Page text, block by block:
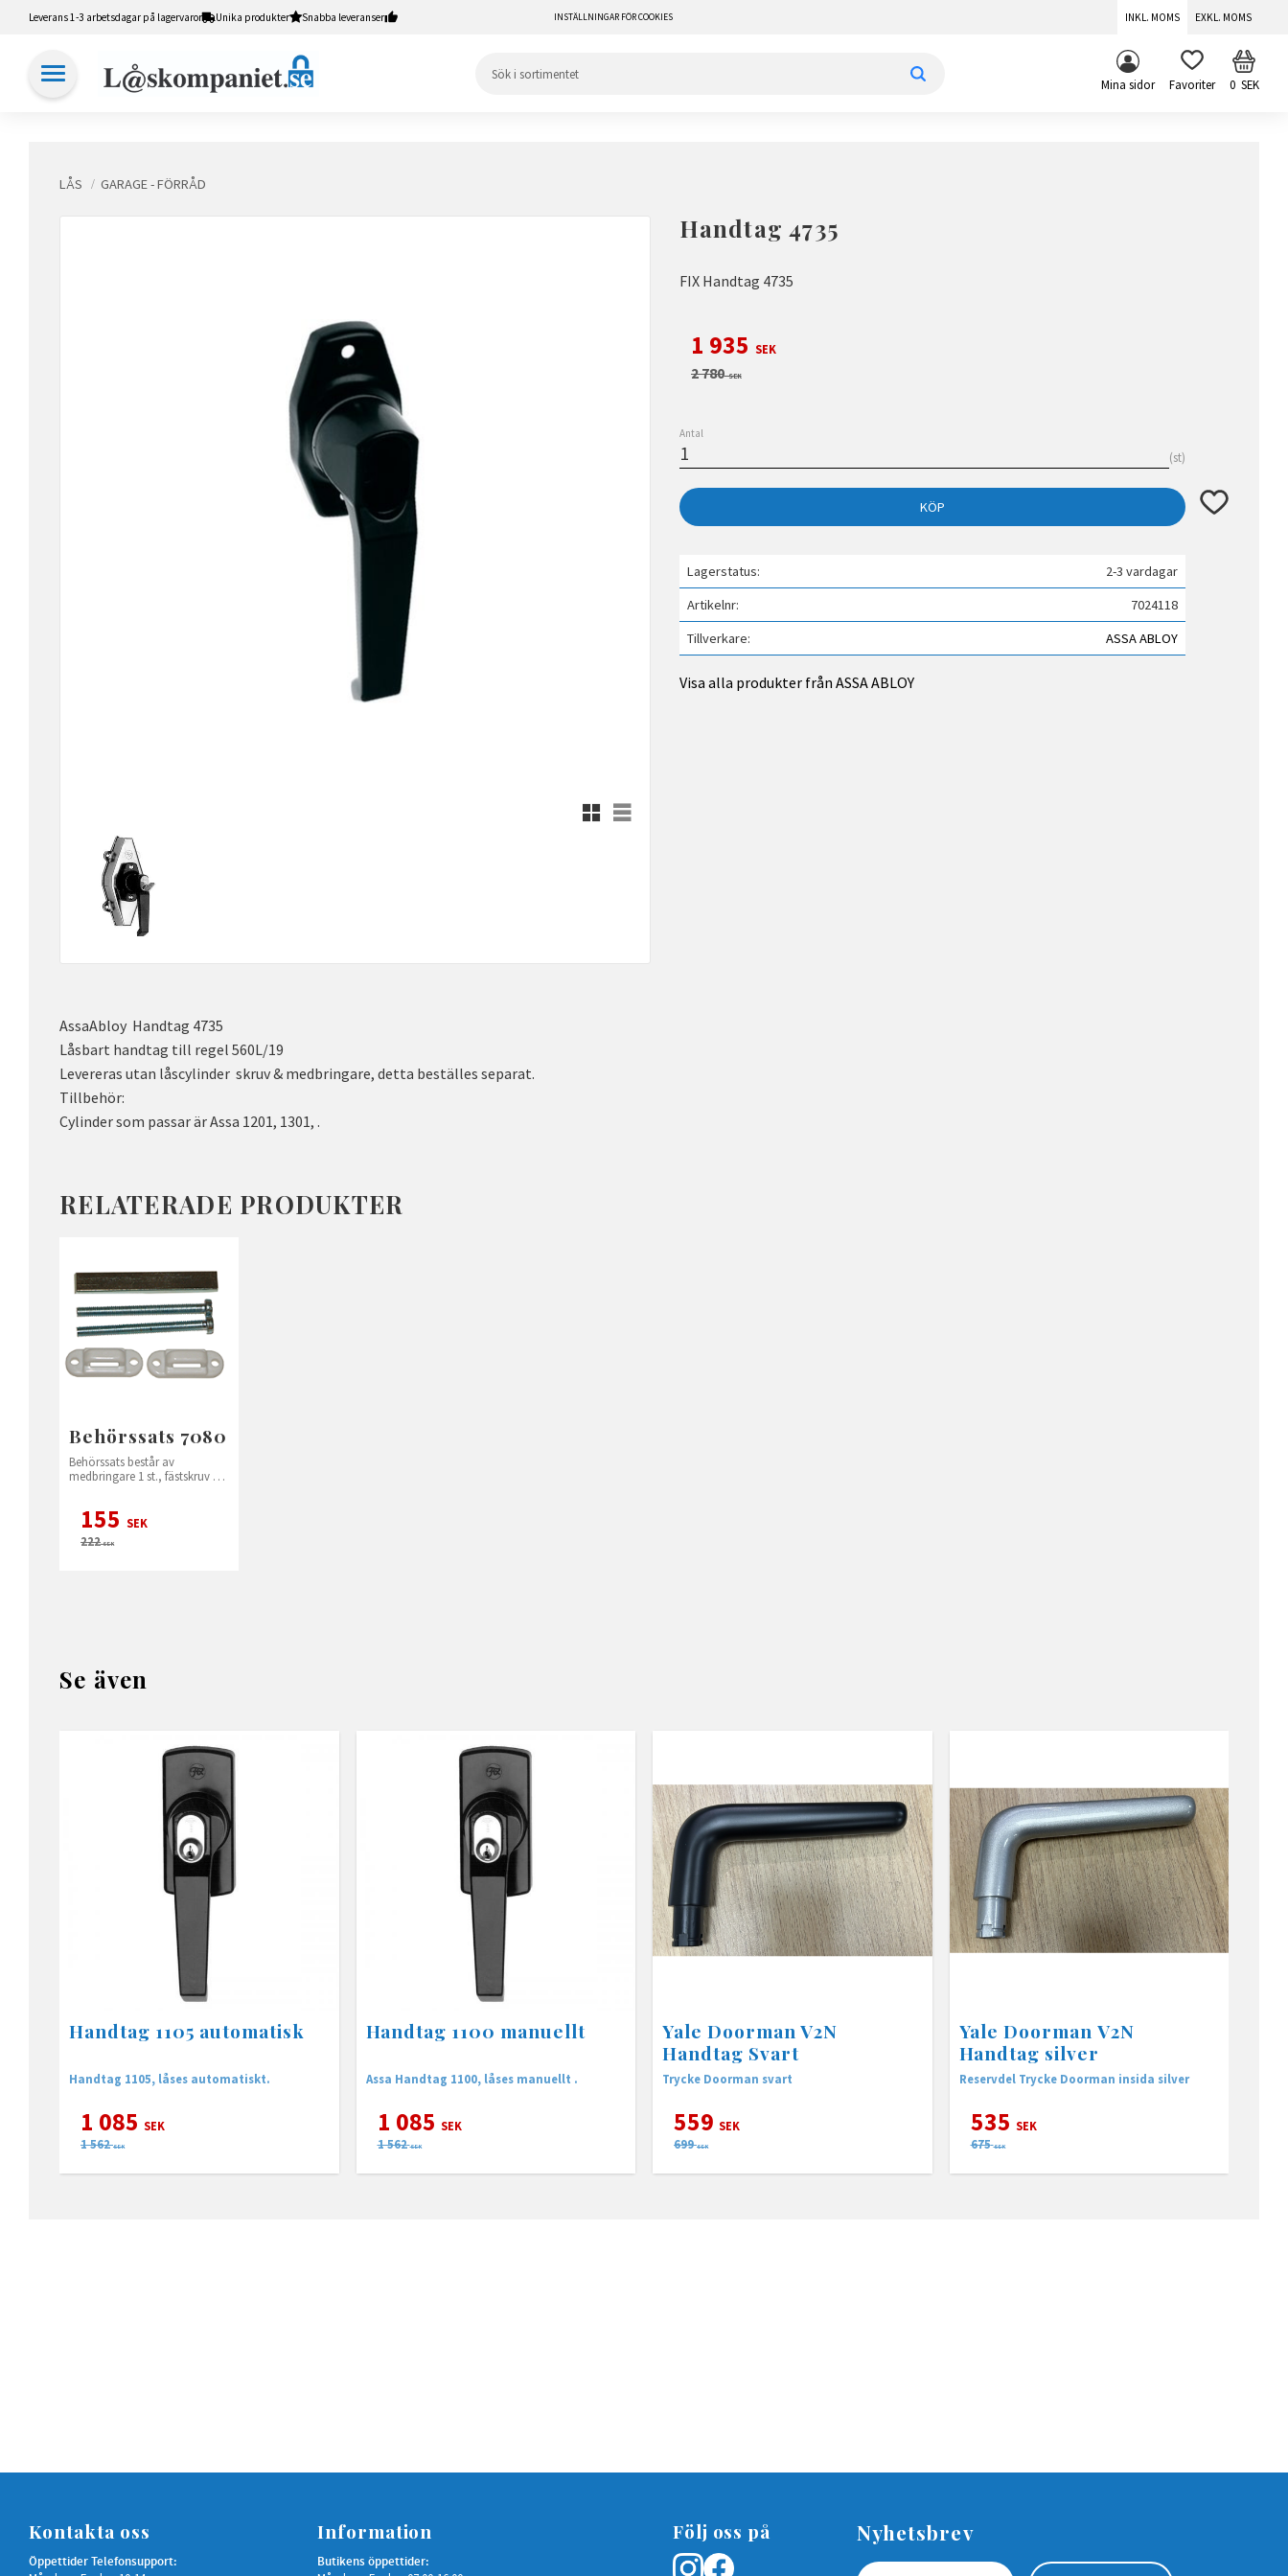
Leverans 1-3 arbetsdagar på lagervaror Unika produkter Snabba leveranser INSTÄLLNINGAR FÖR COOKIES INKL. MOMS EXKL. MOMS
Mina sidor FAVORITER 0SEK
LÅS GARAGE - FÖRRÅD
Handtag 4735
FIX Handtag 4735
Rutnätsvy
Listvy
Nedsatt pris:
1 935 SEK
Ordinarie pris:
2 780SEK
Antal
st
KÖP Lägg till i
Lagerstatus
2-3 vardagar
Artikelnr
7024118
Tillverkare
ASSA ABLOY
Visa alla produkter från ASSA ABLOY
AssaAbloy Handtag 4735
Låsbart handtag till regel 560L/19
Levereras utan låscylinder skruv & medbringare, detta beställes separat.
Tillbehör:
Cylinder som passar är Assa 1201, 1301, .
RELATERADE PRODUKTER
Behörssats 7080
Behörssats består av
medbringare 1 st., fästskruv 2
155 SEK
222SEK
Se även
Handtag 1105 automatisk
Handtag 1105, låses automatiskt.
1 085 SEK
1 562 SEK
Handtag 1100 manuellt
Assa Handtag 1100, låses manuellt .
1 085 SEK
1 562 SEK
Yale Doorman V2N
Handtag Svart
Trycke Doorman svart
559 SEK
699 SEK
Yale Doorman V2N
Handtag silver
Reservdel Trycke Doorman insida silver
535 SEK
675 SEK
Kontakta oss
Öppettider Telefonsupport:
Information
Butikens öppettider:
Följ oss på Nyhetsbrev